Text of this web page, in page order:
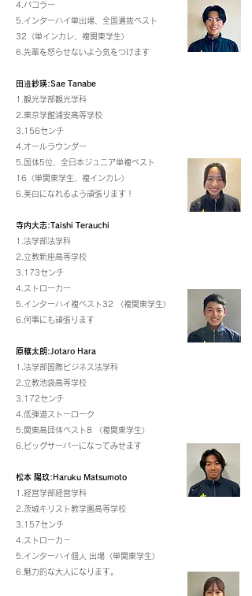
4.バコラー
5.インターハイ単出場、全国選抜ベスト
32〈単インカレ、複関東学生〉
6.先輩を怒らせないよう気をつけます
田邉紗瑛:Sae Tanabe
1.観光学部観光学科
2.東京学館浦安高等学校
3.156センチ
4.オールラウンダー
5.国体5位、全日本ジュニア単複ベスト
16〈単関東学生、複インカレ〉
6.美白になれるよう頑張ります！
寺内大志:Taishi Terauchi
1.法学部法学科
2.立教新座高等学校
3.173センチ
4.ストローカー
5.インターハイ複ベスト32 〈複関東学生〉
6.何事にも頑張ります
原穣太朗:Jotaro Hara
1.法学部国際ビジネス法学科
2.立教池袋高等学校
3.172センチ
4.低弾道ストーローク
5.関東高団体ベスト8 〈複関東学生〉
6.ビッグサーバーになってみせます
松本 陽玖:Haruku Matsumoto
1.経営学部経営学科
2.茨城キリスト教学園高等学校
3.157センチ
4.ストローカ－
5.インターハイ個人 出場〈単関東学生〉
6.魅力的な大人になります。